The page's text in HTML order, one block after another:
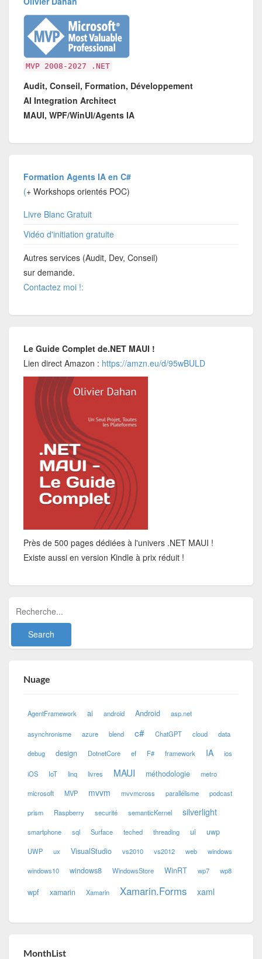
MVP 2008-2027 .NET
Audit, Conseil, Formation, Développement
AI Integration Architect
MAUI, WPF/WinUI/Agents IA
Formation Agents IA en C#
(+ Workshops orientés POC)
Livre Blanc Gratuit
Vidéo d'initiation gratuite
Autres services (Audit, Dev, Conseil)
sur demande.
Contactez moi !:
Le Guide Complet de.NET MAUI !
Lien direct Amazon : https://amzn.eu/d/95wBULD
Près de 500 pages dédiées à l'univers .NET MAUI !
Existe aussi en version Kindle à prix réduit !
Nuage
AgentFramework ai android Android asp.net
asynchronisme azure blend c# ChatGPT cloud data
debug design DotnetCore ef F# framework IA ios
iOS IoT linq livres MAUI méthodologie metro
microsoft MVP mvvm mvvmcross parallélisme podcast
prism Raspberry securité semanticKernel silverlight
smartphone sql Surface teched threading ui uwp
UWP ux VisualStudio vs2010 vs2012 web windows
windows10 windows8 WindowsStore WinRT wp7 wp8
wpf xamarin Xamarin Xamarin.Forms xaml
MonthList